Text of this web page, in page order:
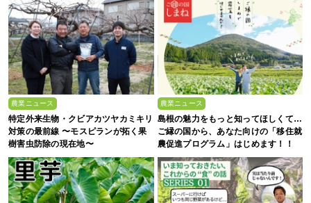
農業ニュース
特定外来生物・クビアカツヤカミキリ
対策の最前線 〜モスピランが拓く果
樹害虫防除の現在地〜
農業ニュース
島根の魅力をもっと知ってほしくて…
ご縁の国から、あなた向けの「移住就
農促進プログラム」はじめます！！